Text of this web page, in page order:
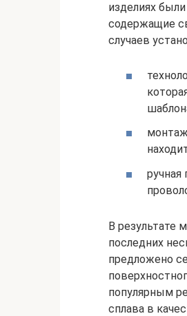
изделиях
содержащие
случаев
ручная
В результате
последних
предложено
популярным
сплава в